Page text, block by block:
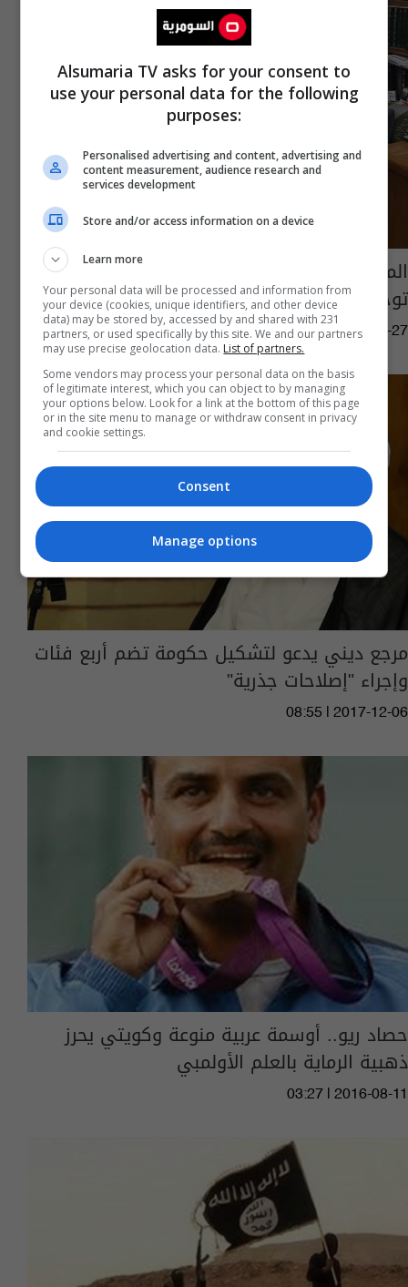
المالكي والمرجع الفياض يشددان على ضرورة
توحيد المواقف بين القوى السياسية
15:38 | 2019-09-27
مرجع ديني يدعو لتشكيل حكومة تضم أربع فئات
وإجراء "إصلاحات جذرية"
08:55 | 2017-12-06
حصاد ريو.. أوسمة عربية منوعة وكويتي يحرز
ذهبية الرماية بالعلم الأولمبي
03:27 | 2016-08-11
Alsumaria TV asks for your consent to
use your personal data for the following
purposes:
Personalised advertising and content, advertising and
content measurement, audience research and
services development
Store and/or access information on a device
Learn more
Your personal data will be processed and information from
your device (cookies, unique identifiers, and other device
data) may be stored by, accessed by and shared with 231
partners, or used specifically by this site. We and our partners
may use precise geolocation data. List of partners.
Some vendors may process your personal data on the basis
of legitimate interest, which you can object to by managing
your options below. Look for a link at the bottom of this page
or in the site menu to manage or withdraw consent in privacy
and cookie settings.
Consent
Manage options